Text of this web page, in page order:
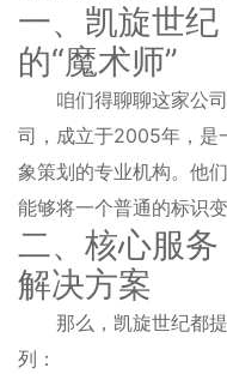
一、凯旋世
的“魔术师”
咱们得聊聊这家公
司，成立于2005年，是
象策划的专业机构。他
能够将一个普通的标识
二、核心服
解决方案
那么，凯旋世纪都
列：